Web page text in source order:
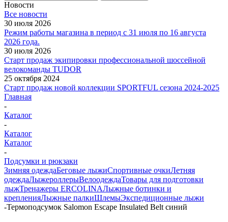
Новости
Все новости
30 июля 2026
Режим работы магазина в период с 31 июля по 16 августа
2026 года.
30 июля 2026
Старт продаж экипировки профессиональной шоссейной
велокоманды TUDOR
25 октября 2024
Старт продаж новой коллекции SPORTFUL сезона 2024-2025
Главная
-
Каталог
-
Каталог
Каталог
-
Подсумки и рюкзаки
Зимняя одеждаБеговые лыжиСпортивные очкиЛетняя
одеждаЛыжероллерыВелоодеждаТовары для подготовки
лыжТренажеры ERCOLINAЛыжные ботинки и
крепленияЛыжные палкиШлемыЭкспедиционные лыжи
-Термоподсумок Salomon Escape Insulated Belt синий